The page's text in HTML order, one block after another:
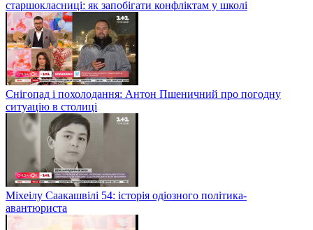
старшокласниці: як запобігати конфліктам у школі
Снігопад і похолодання: Антон Пшеничний про погодну
ситуацію в столиці
Міхеілу Саакашвілі 54: історія одіозного політика-
авантюриста